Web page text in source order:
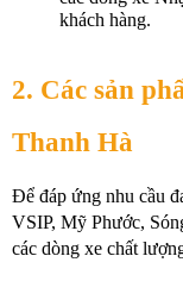
khách hàng.
2. Các sản
Thanh Hà
Để đáp ứng nhu cầu
VSIP, Mỹ Phước,
các dòng xe chất